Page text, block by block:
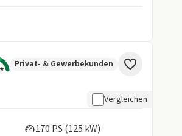
Privat- & Gewerbekunden
Vergleichen
170 PS (125 kW)